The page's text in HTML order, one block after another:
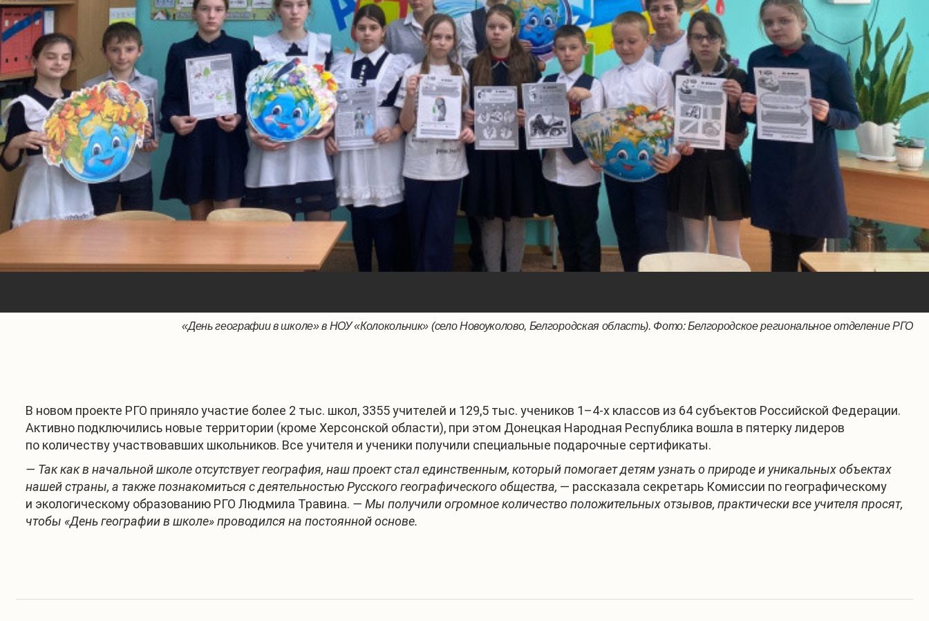
«День географии в школе» в НОУ «Колокольчик» (село Новоуколово, Белгородская область). Фото: Белгородское региональное отделение РГО
«День географии» в средней школе №7 города Боровичи (Новгородская область). Фото: Новгородское региональное отделение РГО
Детский геодиктант в Крупецкой средней общеобразовательной школе (Курская область). Фото Курское региональное отделение РГО
В новом проекте РГО приняло участие более 2 тыс. школ, 3355 учителей и 129,5 тыс. учеников 1–4-х классов из 64 субъектов Российской Федерации.
Активно подключились новые территории (кроме Херсонской области), при этом Донецкая Народная Республика вошла в пятерку лидеров
по количеству участвовавших школьников. Все учителя и ученики получили специальные подарочные сертификаты.
— Так как в начальной школе отсутствует география, наш проект стал единственным, который помогает детям узнать о природе и уникальных объектах
нашей страны, а также познакомиться с деятельностью Русского географического общества, — рассказала секретарь Комиссии по географическому
и экологическому образованию РГО Людмила Травина. — Мы получили огромное количество положительных отзывов, практически все учителя просят,
чтобы «День географии в школе» проводился на постоянной основе.